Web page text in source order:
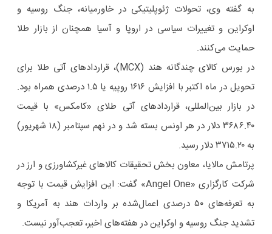
به گفته وی، تحولات ژئوپلیتیکی در خاورمیانه، جنگ روسیه و
اوکراین و تغییرات سیاسی در اروپا و آسیا همچنان از بازار طلا
حمایت می‌کنند.
در بورس کالای چندگانه هند (MCX)، قراردادهای آتی طلا برای
تحویل در ماه اکتبر با افزایش ۱۶۱۶ روپیه یا ۱.۵ درصدی همراه بود.
در بازار بین‌المللی، قراردادهای آتی طلای «کامکس» با قیمت
۳۶۸۶.۴۰ دلار در هر اونس بسته شد و در نهم سپتامبر (۱۸ شهریور)
به ۳۷۱۵.۲۰ دلار رسید.
پرتامش مالایا، معاون بخش تحقیقات کالاهای غیرکشاورزی و ارز در
شرکت کارگزاری «Angel One» گفت: این افزایش قیمت با توجه
به تعرفه‌های ۵۰ درصدی اعمال‌شده بر واردات هند به آمریکا و
تشدید جنگ روسیه و اوکراین در هفته‌های اخیر، تعجب‌آور نیست.